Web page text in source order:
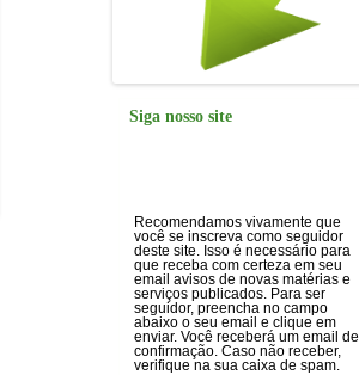
Siga nosso site
Recomendamos vivamente que
você se inscreva como seguidor
deste site. Isso é necessário para
que receba com certeza em seu
email avisos de novas matérias e
serviços publicados. Para ser
seguidor, preencha no campo
abaixo o seu email e clique em
enviar. Você receberá um email de
confirmação. Caso não receber,
verifique na sua caixa de spam.